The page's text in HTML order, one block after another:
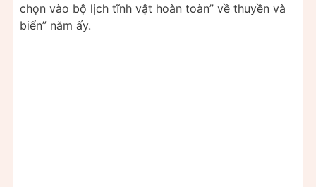
chọn vào bộ lịch tĩnh vật hoàn toàn” về thuyền và
biển” năm ấy.